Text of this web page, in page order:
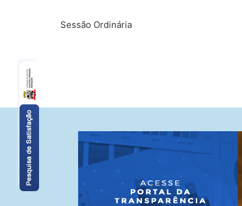
Sessão Ordinária